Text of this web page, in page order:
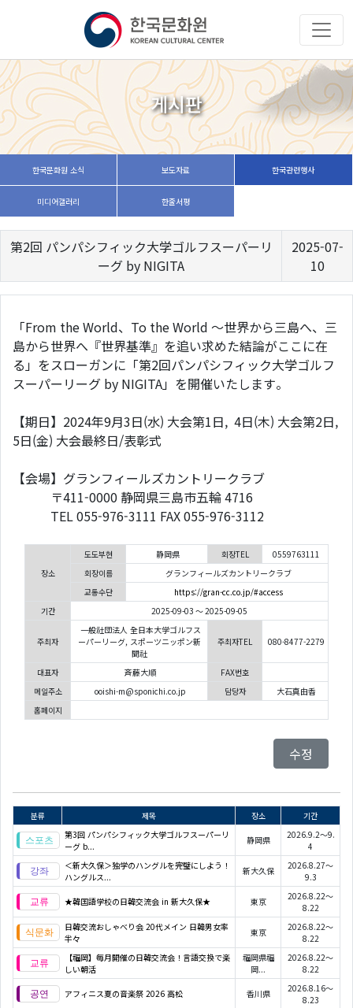
게시판
한국문화원 소식 보도자료 한국관련행사
미디어갤러리 한줄서평
第2回 パンパシフィック大学ゴルフスーパーリ
ーグ by NIGITA
2025-07-
10
「From the World、To the World ～世界から三島へ、三
島から世界へ『世界基準』を追い求めた結論がここに在
る」をスローガンに「第2回パンパシフィック大学ゴルフ
スーパーリーグ by NIGITA」を開催いたします。
【期日】2024年9月3日(水) 大会第1日, 4日(木) 大会第2日,
5日(金) 大会最終日/表彰式
【会場】グランフィールズカントリークラブ
〒411-0000 静岡県三島市五輪 4716
TEL 055-976-3111 FAX 055-976-3112
장소
도도부현 静岡県 회장TEL
0559763111
회장이름
グランフィールズカントリークラブ
교통수단
https://gran-cc.co.jp/#access
기간
2025-09-03 ～ 2025-09-05
주최자
一般社団法人 全日本大学ゴルフス
ーパーリーグ, スポーツニッポン新
聞社
주최자TEL 080-8477-2279
대표자 斉藤大順
FAX번호
메일주소
ooishi-m@sponichi.co.jp 담당자
大石真由香
홈페이지
수정
분류 제목 장소
기간
第3回 パンパシフィック大学ゴルフスーパーリ
ーグ b...
静岡県
2026.9.2～9.
4
＜新大久保＞独学のハングルを完璧にしよう！
ハングルス...
新大久保
2026.8.27～
9.3
★韓国語学校の日韓交流会 in 新大久保★ 東京
2026.8.22～
8.22
日韓交流おしゃべり会 20代メイン 日韓男女率
半々
東京
2026.8.22～
8.22
【福岡】毎月開催の日韓交流会！言語交換で楽
しい朝活
福岡県福
岡...
2026.8.22～
8.22
アフィニス夏の音楽祭 2026 高松 香川県
2026.8.16～
8.23